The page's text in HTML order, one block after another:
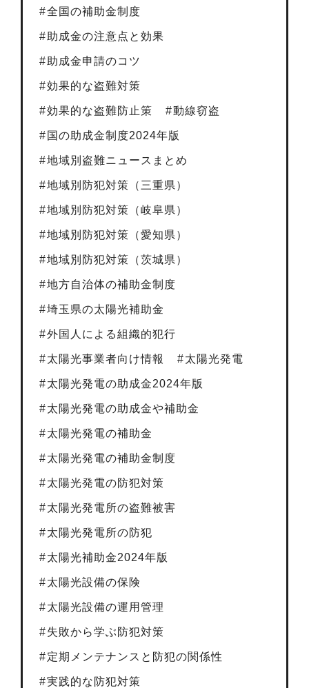
全国の補助金制度
助成金の注意点と効果
助成金申請のコツ
効果的な盗難対策
効果的な盗難防止策 動線窃盗
国の助成金制度2024年版
地域別盗難ニュースまとめ
地域別防犯対策（三重県）
地域別防犯対策（岐阜県）
地域別防犯対策（愛知県）
地域別防犯対策（茨城県）
地方自治体の補助金制度
埼玉県の太陽光補助金
外国人による組織的犯行
太陽光事業者向け情報 太陽光発電
太陽光発電の助成金2024年版
太陽光発電の助成金や補助金
太陽光発電の補助金
太陽光発電の補助金制度
太陽光発電の防犯対策
太陽光発電所の盗難被害
太陽光発電所の防犯
太陽光補助金2024年版
太陽光設備の保険
太陽光設備の運用管理
失敗から学ぶ防犯対策
定期メンテナンスと防犯の関係性
実践的な防犯対策